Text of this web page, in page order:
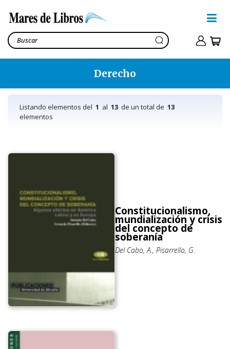
Derecho
Listando elementos del 1 al 13 de un total de 13
elementos
Constitucionalismo,
mundialización y crisis
del concepto de
soberanía
Del Cabo, A., Pisarrello, G.